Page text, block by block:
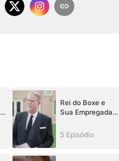
Rei do Boxe e
Sua Empregada
5 Episódio